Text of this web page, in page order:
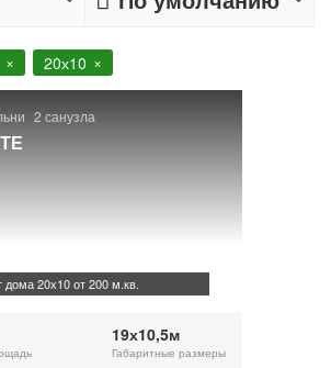
20х10
2 санузла
дома 20х10 от 200 м.кв.
19х10,5м
Габаритные размеры